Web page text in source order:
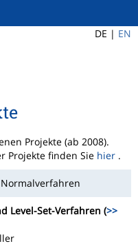
DE | EN
Projekte (ab 2008).
Projekte finden Sie hier .
Level-Set-Verfahren (>>